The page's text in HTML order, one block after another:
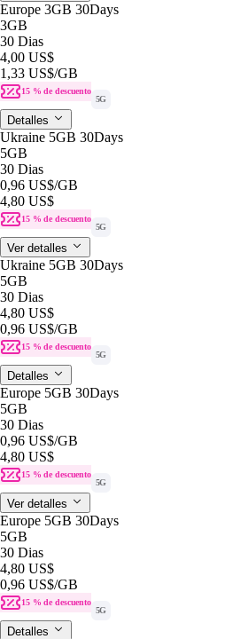
Europe 3GB 30Days
3GB
30 Dias
4,00 US$
1,33 US$/GB
15 % de descuento
5G
Detalles
Ukraine 5GB 30Days
5GB
30 Dias
0,96 US$/GB
4,80 US$
15 % de descuento
5G
Ver detalles
Ukraine 5GB 30Days
5GB
30 Dias
4,80 US$
0,96 US$/GB
15 % de descuento
5G
Detalles
Europe 5GB 30Days
5GB
30 Dias
0,96 US$/GB
4,80 US$
15 % de descuento
5G
Ver detalles
Europe 5GB 30Days
5GB
30 Dias
4,80 US$
0,96 US$/GB
15 % de descuento
5G
Detalles